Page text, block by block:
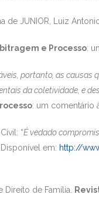
de JUNIOR, Luiz
e Processo:
portanto, as causas
da coletividade, e
: um comentário
“É vedado
Disponível em: http://
Direito de Família.